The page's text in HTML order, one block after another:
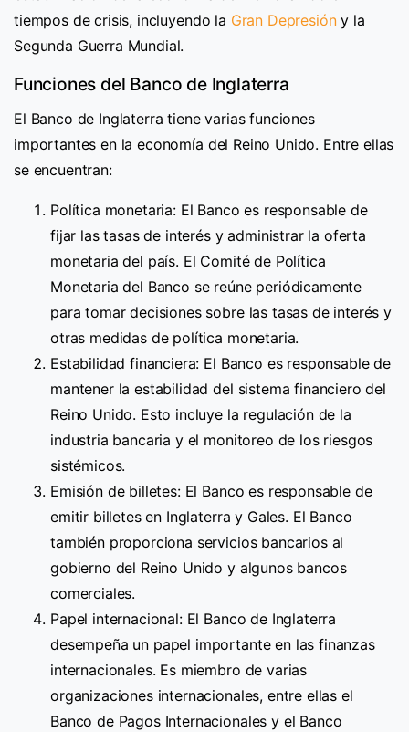
tiempos de crisis, incluyendo la Gran Depresióny la
Segunda Guerra Mundial.
Funciones del Banco de Inglaterra
El Banco de Inglaterra tiene varias funciones
importantes en la economía del Reino Unido. Entre ellas
se encuentran:
Política monetaria: El Banco es responsable de
fijar las tasas de interés y administrar la oferta
monetaria del país. El Comité de Política
Monetaria del Banco se reúne periódicamente
para tomar decisiones sobre las tasas de interés y
otras medidas de política monetaria.
Estabilidad financiera: El Banco es responsable de
mantener la estabilidad del sistema financiero del
Reino Unido. Esto incluye la regulación de la
industria bancaria y el monitoreo de los riesgos
sistémicos.
Emisión de billetes: El Banco es responsable de
emitir billetes en Inglaterra y Gales. El Banco
también proporciona servicios bancarios al
gobierno del Reino Unido y algunos bancos
comerciales.
Papel internacional: El Banco de Inglaterra
desempeña un papel importante en las finanzas
internacionales. Es miembro de varias
organizaciones internacionales, entre ellas el
Banco de Pagos Internacionales y el Banco